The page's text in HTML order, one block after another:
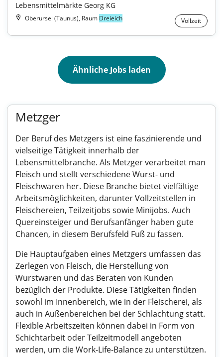
Lebensmittelmärkte Georg KG
Oberursel (Taunus), Raum Dreieich Vollzeit
Ähnliche Jobs laden
Metzger
Der Beruf des Metzgers ist eine faszinierende und
vielseitige Tätigkeit innerhalb der
Lebensmittelbranche. Als Metzger verarbeitet man
Fleisch und stellt verschiedene Wurst- und
Fleischwaren her. Diese Branche bietet vielfältige
Arbeitsmöglichkeiten, darunter Vollzeitstellen in
Fleischereien, Teilzeitjobs sowie Minijobs. Auch
Quereinsteiger und Berufsanfänger haben gute
Chancen, in diesem Berufsfeld Fuß zu fassen.
Die Hauptaufgaben eines Metzgers umfassen das
Zerlegen von Fleisch, die Herstellung von
Wurstwaren und das Beraten von Kunden
bezüglich der Produkte. Diese Tätigkeiten finden
sowohl im Innenbereich, wie in der Fleischerei, als
auch in Außenbereichen bei der Schlachtung statt.
Flexible Arbeitszeiten können dabei in Form von
Schichtarbeit oder Teilzeitmodell angeboten
werden, um die Work-Life-Balance zu unterstützen.